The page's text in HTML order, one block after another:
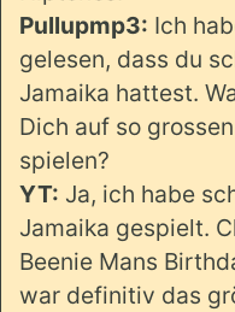
Pullupmp3: Ich
gelesen, dass du
Jamaika hattest.
Dich auf so
spielen?
YT: Ja, ich habe
Jamaika gespielt.
Beenie Mans
war definitiv das